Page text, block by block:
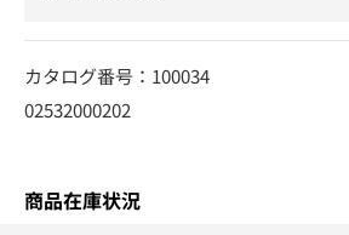
カタログ番号：100034
02532000202
商品在庫状況